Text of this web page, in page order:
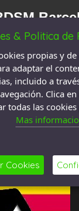
& Politica de
propias y
adaptar el
incluido a
Clica
todas las
Mas
Cookies
se une
El: 17 agosto
2721 veces
se une al
victimas de
enérgicamente.